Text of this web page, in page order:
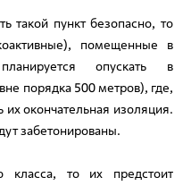
такой пункт безопасно, то
помещенные в
опускать в
порядка 500 метров), где,
их окончательная изоляция.
забетонированы.
класса, то их предстоит